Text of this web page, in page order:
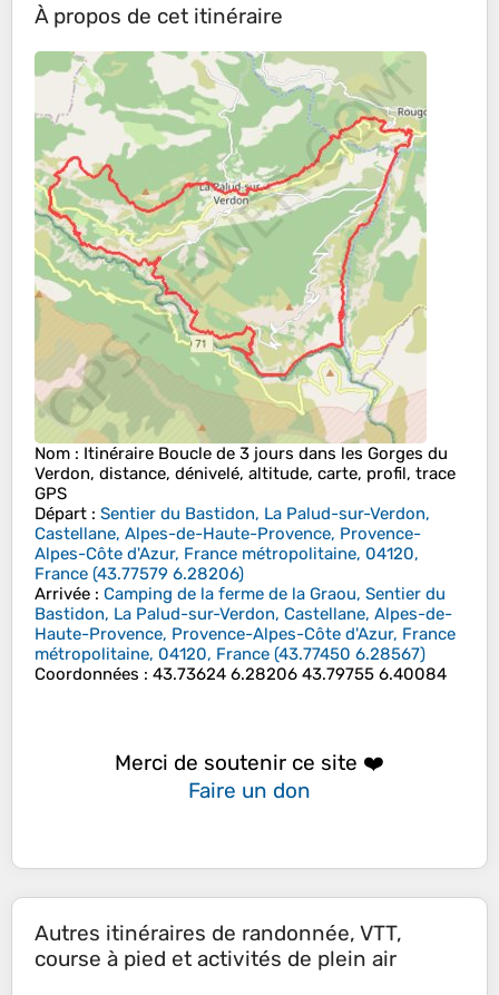
À propos de cet itinéraire
Nom : Itinéraire Boucle de 3 jours dans les Gorges du
Verdon, distance, dénivelé, altitude, carte, profil, trace
GPS
Départ : Sentier du Bastidon, La Palud-sur-Verdon,
Castellane, Alpes-de-Haute-Provence, Provence-
Alpes-Côte d'Azur, France métropolitaine, 04120,
France (43.77579 6.28206)
Arrivée : Camping de la ferme de la Graou, Sentier du
Bastidon, La Palud-sur-Verdon, Castellane, Alpes-de-
Haute-Provence, Provence-Alpes-Côte d'Azur, France
métropolitaine, 04120, France (43.77450 6.28567)
Coordonnées : 43.73624 6.28206 43.79755 6.40084
Merci de soutenir ce site ❤️
Faire un don
Autres itinéraires de randonnée, VTT,
course à pied et activités de plein air